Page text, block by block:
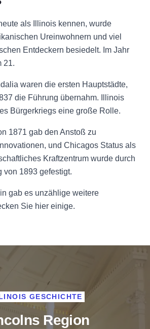
als Illinois kennen, wurde
Ureinwohnern und viel
Entdeckern besiedelt. Im Jahr
21.
waren die ersten Hauptstädte,
die Führung übernahm. Illinois
Bürgerkriegs eine große Rolle.
1871 gab den Anstoß zu
und Chicagos Status als
Kraftzentrum wurde durch
von 1893 gefestigt.
gab es unzählige weitere
Sie hier einige.
Region
GESCHICHTE